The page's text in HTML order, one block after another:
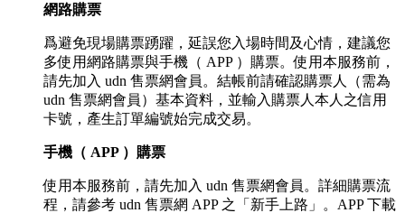
網路購票
爲避免現場購票踴躍，延誤您入場時間及心情，建議您
多使用網路購票與手機（ APP ）購票。使用本服務前，
請先加入 udn 售票網會員。結帳前請確認購票人（需為
udn 售票網會員）基本資料，並輸入購票人本人之信用
卡號，產生訂單編號始完成交易。
手機（ APP ）購票
使用本服務前，請先加入 udn 售票網會員。詳細購票流
程，請參考 udn 售票網 APP 之「新手上路」。APP 下載